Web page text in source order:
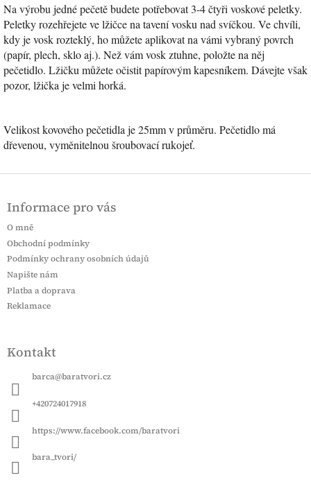
Na výrobu jedné pečetě budete potřebovat 3-4 čtyři voskové peletky.
Peletky rozehřejete ve lžičce na tavení vosku nad svíčkou. Ve chvíli,
kdy je vosk rozteklý, ho můžete aplikovat na vámi vybraný povrch
(papír, plech, sklo aj.). Než vám vosk ztuhne, položte na něj
pečetidlo. Lžičku můžete očistit papírovým kapesníkem. Dávejte však
pozor, lžička je velmi horká.
Velikost kovového pečetidla je 25mm v průměru. Pečetidlo má
dřevenou, vyměnitelnou šroubovací rukojeť.
pInformace pro vás
O mně
Obchodní podmínky
Podmínky ochrany osobních údajů
Napište nám
Platba a doprava
Reklamace
Kontakt
barca@baratvori.cz
+420724017918
https://www.facebook.com/baratvori
bara_tvori/